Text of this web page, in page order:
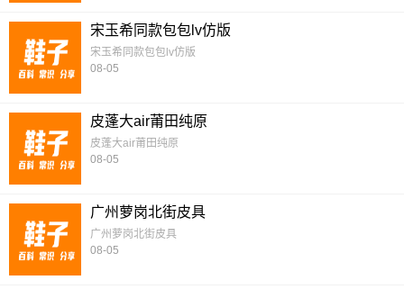
宋玉希同款包包lv仿版
宋玉希同款包包lv仿版
08-05
皮蓬大air莆田纯原
皮蓬大air莆田纯原
08-05
广州萝岗北街皮具
广州萝岗北街皮具
08-05